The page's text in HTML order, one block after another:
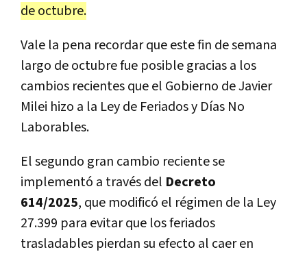
de octubre.
Vale la pena recordar que este fin de semana
largo de octubre fue posible gracias a los
cambios recientes que el Gobierno de Javier
Milei hizo a la Ley de Feriados y Días No
Laborables.
El segundo gran cambio reciente se
implementó a través del Decreto
614/2025, que modificó el régimen de la Ley
27.399 para evitar que los feriados
trasladables pierdan su efecto al caer en